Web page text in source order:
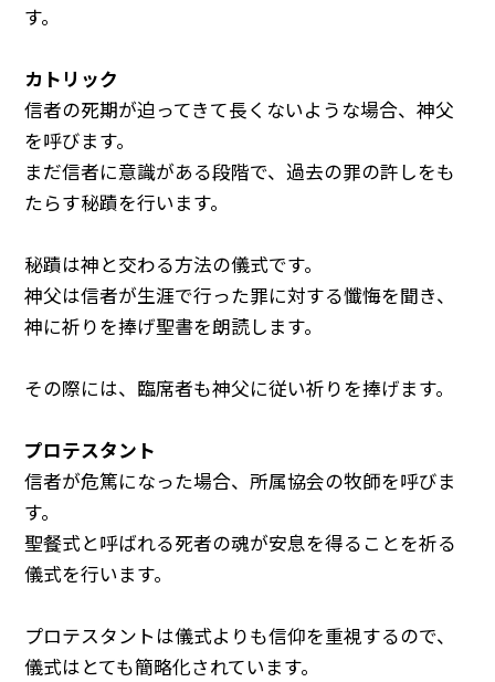
す。
カトリック
信者の死期が迫ってきて長くないような場合、神父
を呼びます。
まだ信者に意識がある段階で、過去の罪の許しをも
たらす秘蹟を行います。
秘蹟は神と交わる方法の儀式です。
神父は信者が生涯で行った罪に対する懺悔を聞き、
神に祈りを捧げ聖書を朗読します。
その際には、臨席者も神父に従い祈りを捧げます。
プロテスタント
信者が危篤になった場合、所属協会の牧師を呼びま
す。
聖餐式と呼ばれる死者の魂が安息を得ることを祈る
儀式を行います。
プロテスタントは儀式よりも信仰を重視するので、
儀式はとても簡略化されています。